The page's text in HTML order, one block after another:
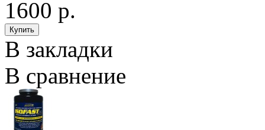
1600 р.
В закладки
В сравнение